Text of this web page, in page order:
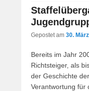
Gepostet am 30.
Bereits im Jahr
Richtsteiger, als
der Geschichte
Verantwortung für